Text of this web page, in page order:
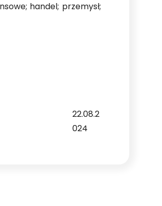
handel; przemysł;
22.08.2
024